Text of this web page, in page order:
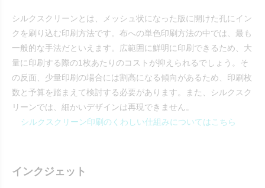
シルクスクリーンとは、メッシュ状になった版に開けた孔にイン
クを刷り込む印刷方法です。布への単色印刷方法の中では、最も
一般的な手法だといえます。広範囲に鮮明に印刷できるため、大
量に印刷する際の1枚あたりのコストが抑えられるでしょう。そ
の反面、少量印刷の場合には割高になる傾向があるため、印刷枚
数と予算を踏まえて検討する必要があります。また、シルクスク
リーンでは、細かいデザインは再現できません。
シルクスクリーン印刷のくわしい仕組みについてはこちら
インクジェット